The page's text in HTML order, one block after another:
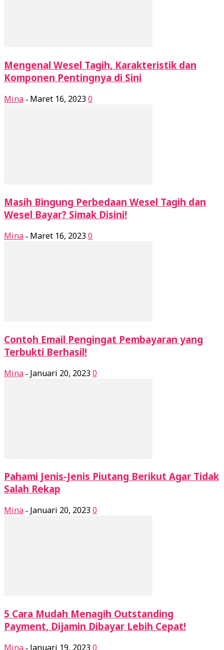
Mengenal Wesel Tagih, Karakteristik dan
Komponen Pentingnya di Sini
Mina - Maret 16, 20230
Masih Bingung Perbedaan Wesel Tagih dan
Wesel Bayar? Simak Disini!
Mina - Maret 16, 20230
Contoh Email Pengingat Pembayaran yang
Terbukti Berhasil!
Mina - Januari 20, 20230
Pahami Jenis-Jenis Piutang Berikut Agar Tidak
Salah Rekap
Mina - Januari 20, 20230
5 Cara Mudah Menagih Outstanding
Payment, Dijamin Dibayar Lebih Cepat!
Mina - Januari 19, 20230